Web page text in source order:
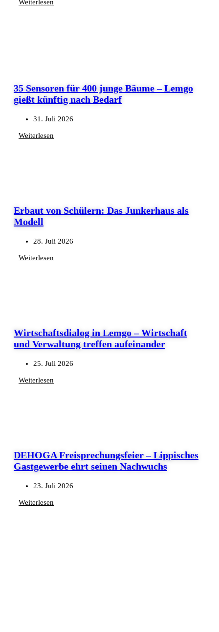
Weiterlesen
35 Sensoren für 400 junge Bäume – Lemgo
gießt künftig nach Bedarf
31. Juli 2026
Weiterlesen
Erbaut von Schülern: Das Junkerhaus als
Modell
28. Juli 2026
Weiterlesen
Wirtschaftsdialog in Lemgo – Wirtschaft
und Verwaltung treffen aufeinander
25. Juli 2026
Weiterlesen
DEHOGA Freisprechungsfeier – Lippisches
Gastgewerbe ehrt seinen Nachwuchs
23. Juli 2026
Weiterlesen